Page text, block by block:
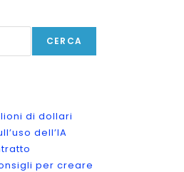
CERCA
di dollari
dell’IA
per creare